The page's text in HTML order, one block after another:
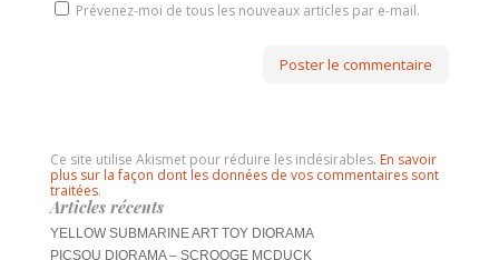
Prévenez-moi de tous les nouveaux articles par e-mail.
Ce site utilise Akismet pour réduire les indésirables. En savoir
plus sur la façon dont les données de vos commentaires sont
traitées.
Articles récents
YELLOW SUBMARINE ART TOY DIORAMA
PICSOU DIORAMA – SCROOGE MCDUCK